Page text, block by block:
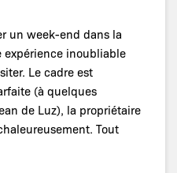
un week-end dans la
expérience inoubliable
Le cadre est
(à quelques
de Luz), la propriétaire
Tout